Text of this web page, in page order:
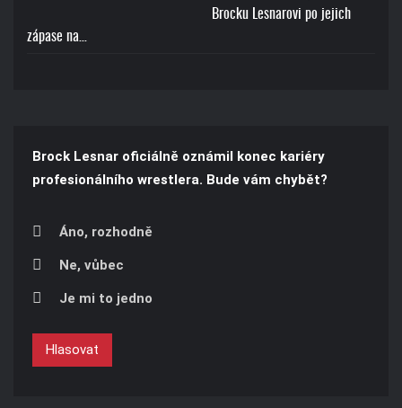
Brocku Lesnarovi po jejich
zápase na…
Brock Lesnar oficiálně oznámil konec kariéry
profesionálního wrestlera. Bude vám chybět?
Áno, rozhodně
Ne, vůbec
Je mi to jedno
Hlasovat